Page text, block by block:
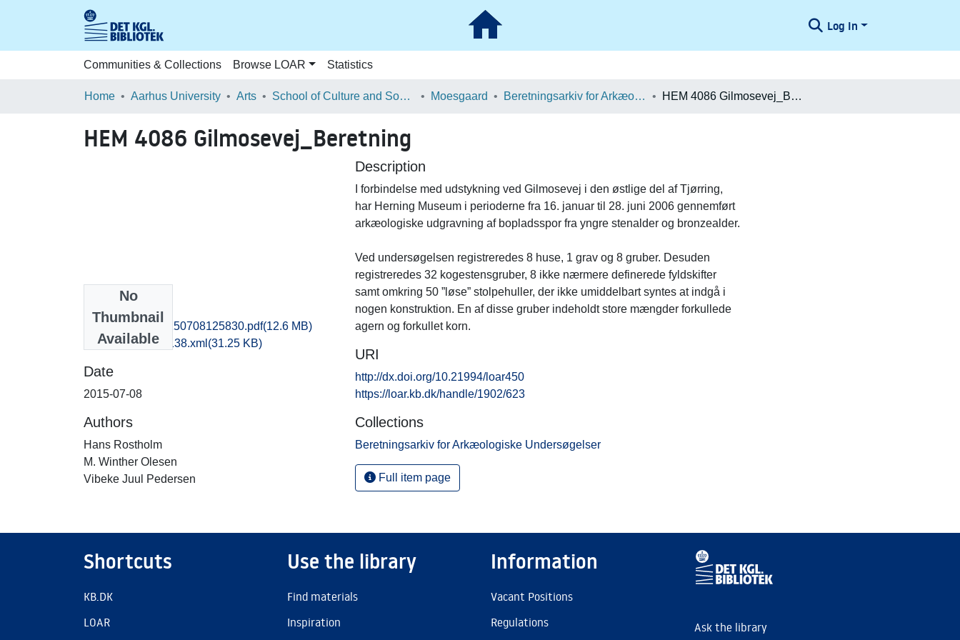
Log In
Communities & Collections Browse LOAR Statistics
Home Aarhus University Arts School of Culture and Society Moesgaard Beretningsarkiv for Arkæologiske Undersøgelser HEM 4086 Gilmosevej_Beretning
HEM 4086 Gilmosevej_Beretning
No
Thumbnail
Available
hem1anpo_20150708125830.pdf(12.6 MB)
recordxml_item_138.xml (31.25 KB)
Date
2015-07-08
Authors
Hans Rostholm
M. Winther Olesen
Vibeke Juul Pedersen
Description
I forbindelse med udstykning ved Gilmosevej i den østlige del af Tjørring,
har Herning Museum i perioderne fra 16. januar til 28. juni 2006 gennemført
arkæologiske udgravning af bopladsspor fra yngre stenalder og bronzealder.
Ved undersøgelsen registreredes 8 huse, 1 grav og 8 gruber. Desuden
registreredes 32 kogestensgruber, 8 ikke nærmere definerede fyldskifter
samt omkring 50 ”løse” stolpehuller, der ikke umiddelbart syntes at indgå i
nogen konstruktion. En af disse gruber indeholdt store mængder forkullede
agern og forkullet korn.
URI
http://dx.doi.org/10.21994/loar450
https://loar.kb.dk/handle/1902/623
Collections
Beretningsarkiv for Arkæologiske Undersøgelser
Full item page
Shortcuts
KB.DK
LOAR
Use the library
Find materials
Inspiration
Information
Vacant Positions
Regulations
Ask the library